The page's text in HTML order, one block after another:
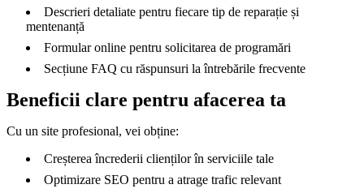
Descrieri detaliate pentru fiecare tip de reparație și
mentenanță
Formular online pentru solicitarea de programări
Secțiune FAQ cu răspunsuri la întrebările frecvente
Beneficii clare pentru afacerea ta
Cu un site profesional, vei obține:
Creșterea încrederii clienților în serviciile tale
Optimizare SEO pentru a atrage trafic relevant